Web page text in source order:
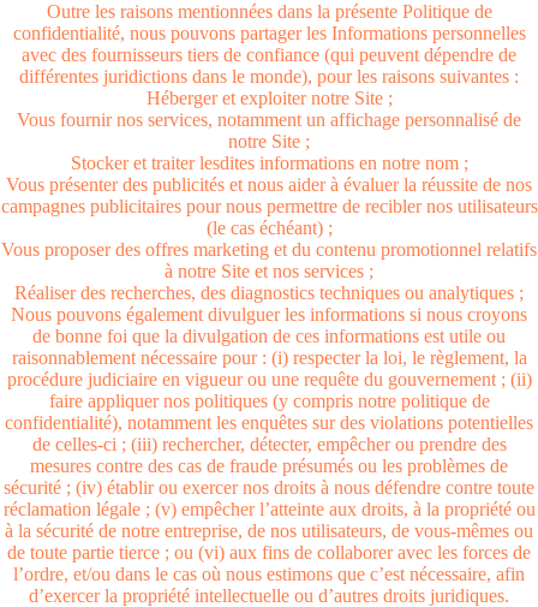
Outre les raisons mentionnées dans la présente Politique de
confidentialité, nous pouvons partager les Informations personnelles
avec des fournisseurs tiers de confiance (qui peuvent dépendre de
différentes juridictions dans le monde), pour les raisons suivantes :
Héberger et exploiter notre Site ;
Vous fournir nos services, notamment un affichage personnalisé de
notre Site ;
Stocker et traiter lesdites informations en notre nom ;
Vous présenter des publicités et nous aider à évaluer la réussite de nos
campagnes publicitaires pour nous permettre de recibler nos utilisateurs
(le cas échéant) ;
Vous proposer des offres marketing et du contenu promotionnel relatifs
à notre Site et nos services ;
Réaliser des recherches, des diagnostics techniques ou analytiques ;
Nous pouvons également divulguer les informations si nous croyons
de bonne foi que la divulgation de ces informations est utile ou
raisonnablement nécessaire pour : (i) respecter la loi, le règlement, la
procédure judiciaire en vigueur ou une requête du gouvernement ; (ii)
faire appliquer nos politiques (y compris notre politique de
confidentialité), notamment les enquêtes sur des violations potentielles
de celles-ci ; (iii) rechercher, détecter, empêcher ou prendre des
mesures contre des cas de fraude présumés ou les problèmes de
sécurité ; (iv) établir ou exercer nos droits à nous défendre contre toute
réclamation légale ; (v) empêcher l’atteinte aux droits, à la propriété ou
à la sécurité de notre entreprise, de nos utilisateurs, de vous-mêmes ou
de toute partie tierce ; ou (vi) aux fins de collaborer avec les forces de
l’ordre, et/ou dans le cas où nous estimons que c’est nécessaire, afin
d’exercer la propriété intellectuelle ou d’autres droits juridiques.